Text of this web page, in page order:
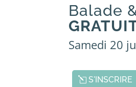
Balade
Samedi 20
S'INSCRIRE